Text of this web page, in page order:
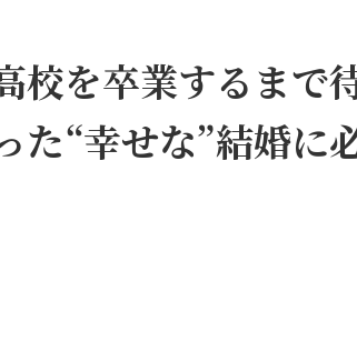
校を卒業するまで
た“幸せな”結婚に